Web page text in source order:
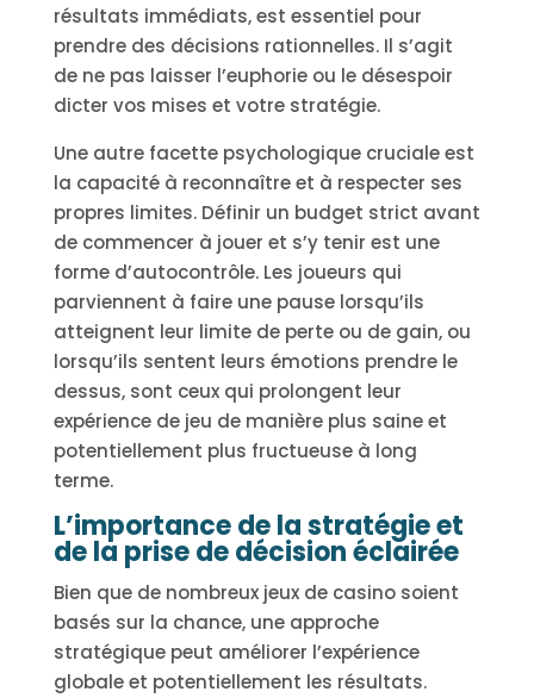
résultats immédiats, est essentiel pour
prendre des décisions rationnelles. Il s’agit
de ne pas laisser l’euphorie ou le désespoir
dicter vos mises et votre stratégie.
Une autre facette psychologique cruciale est
la capacité à reconnaître et à respecter ses
propres limites. Définir un budget strict avant
de commencer à jouer et s’y tenir est une
forme d’autocontrôle. Les joueurs qui
parviennent à faire une pause lorsqu’ils
atteignent leur limite de perte ou de gain, ou
lorsqu’ils sentent leurs émotions prendre le
dessus, sont ceux qui prolongent leur
expérience de jeu de manière plus saine et
potentiellement plus fructueuse à long
terme.
L’importance de la stratégie et
de la prise de décision éclairée
Bien que de nombreux jeux de casino soient
basés sur la chance, une approche
stratégique peut améliorer l’expérience
globale et potentiellement les résultats.